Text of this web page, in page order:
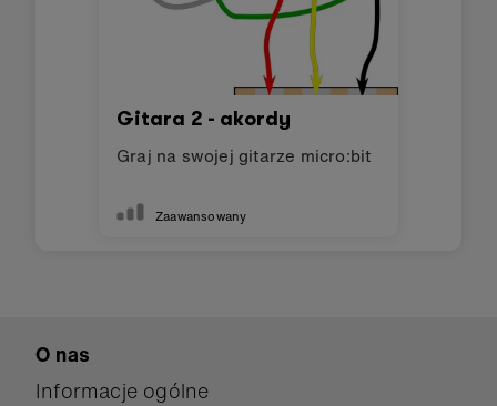
Gitara 2 - akordy
Graj na swojej gitarze micro:bit
Zaawansowany
O nas
Informacje ogólne